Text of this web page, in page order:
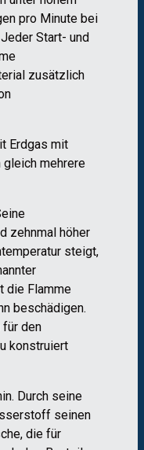
pro Minute bei
Start- und
zusätzlich
Erdgas mit
mehrere
zehnmal höher
steigt,
die Flamme
beschädigen.
für den
konstruiert
Durch seine
seinen
die für